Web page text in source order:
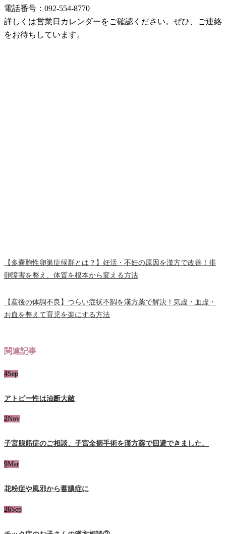
電話番号：092-554-8770
詳しくは営業日カレンダーをご確認ください。ぜひ、ご連絡
をお待ちしています。
【多嚢胞性卵巣症候群とは？】妊活・不妊の原因を漢方で改善！排
卵障害を整え、体質を根本から変える方法
【産後の体調不良】つらい症状不調を漢方薬で解決！気虚・血虚・
お血を整えて育児を楽にする方法
関連記事
4Sep
アトピー性は油断大敵
2Nov
子宮腺筋症のご相談、子宮全摘手術を漢方薬で回避できました。
9Mar
花粉症や風邪から蓄膿症に
26Sep